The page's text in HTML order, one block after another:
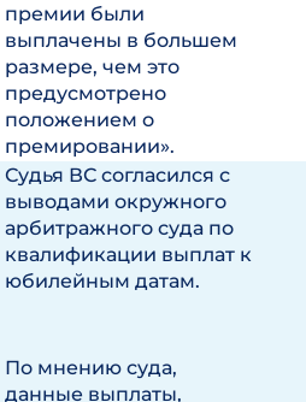
премии были
выплачены в большем
размере, чем это
предусмотрено
положением о
премировании».
Судья ВС согласился с
выводами окружного
арбитражного суда по
квалификации выплат к
юбилейным датам.
По мнению суда,
данные выплаты,